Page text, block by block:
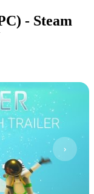
- Steam